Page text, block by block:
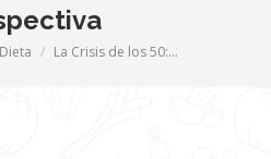
La Crisis de los 50:…